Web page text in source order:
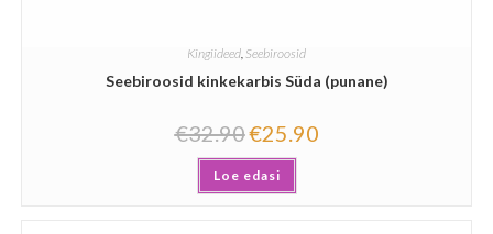
Kingiideed Seebiroosid
Seebiroosid kinkekarbis Süda (punane)
€32.90€25.90
Loe edasi